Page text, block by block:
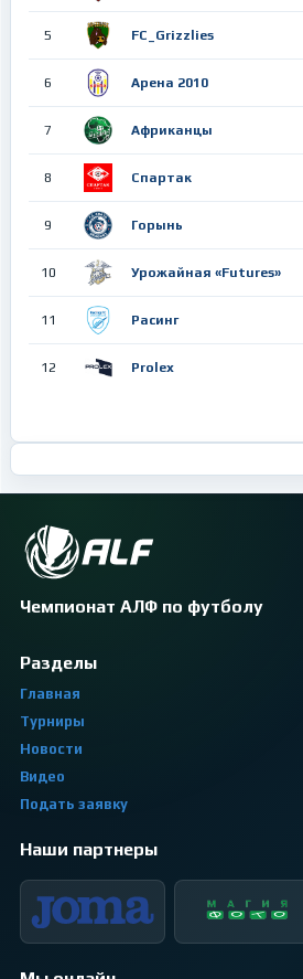
5 FC_Grizzlies
6 Арена 2010
7 Африканцы
8 Спартак
9 Горынь
10 Урожайная «Futures»
11 Расинг
12 Prolex
Чемпионат АЛФ по футболу
Разделы
Главная
Турниры
Новости
Видео
Подать заявку
Наши партнеры